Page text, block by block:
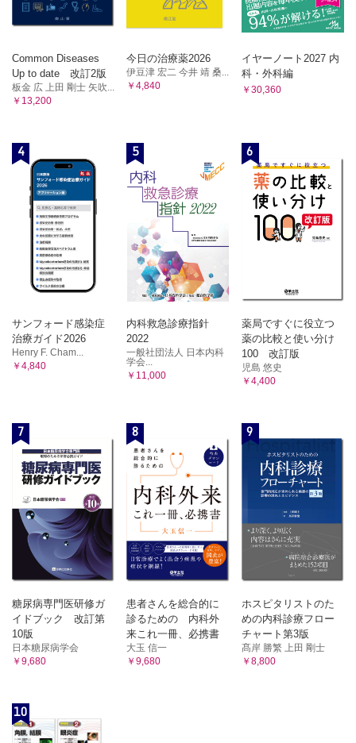
網膜中心動脈閉塞症 （石龍鉄樹）
CQ 網膜中心静脈閉塞症で緊急治療が必要なものはあります
網膜下出血 （納富昭司，久冨智朗）
裂孔原性網膜剥離 （井上 真）
眼窩蜂巣炎 （松尾俊彦）
文献
索引
Common Diseases
Up to date 改訂2版
板金 広 上田 剛士 矢吹...
￥13,200
今日の治療薬2026
伊豆津 宏二 今井 靖 桑...
￥4,840
イヤーノート2027 内
科・外科編
￥30,360
4
サンフォード感染症
治療ガイド2026
Henry F. Cham...
￥4,840
5
内科救急診療指針
2022
一般社団法人 日本内科
学会...
￥11,000
6
薬局ですぐに役立つ
薬の比較と使い分け
100 改訂版
児島 悠史
￥4,400
7
糖尿病専門医研修ガ
イドブック 改訂第
10版
日本糖尿病学会
￥9,680
8
患者さんを総合的に
診るための 内科外
来これ一冊、必携書
大玉 信一
￥9,680
9
ホスピタリストのた
めの内科診療フロー
チャート第3版
髙岸 勝繁 上田 剛士
￥8,800
10